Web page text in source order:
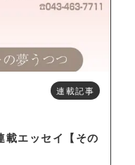
連載記事
載エッセイ【その